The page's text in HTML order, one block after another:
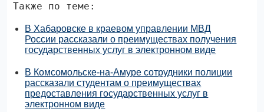
Также по теме:
В Хабаровске в краевом управлении МВД
России рассказали о преимуществах получения
государственных услуг в электронном виде
В Комсомольске-на-Амуре сотрудники полиции
рассказали студентам о преимуществах
предоставления государственных услуг в
электронном виде